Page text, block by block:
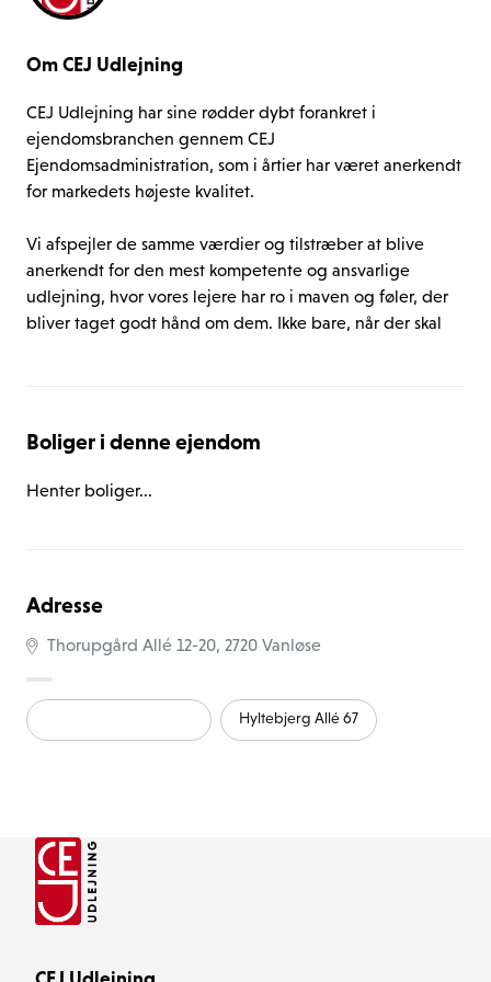
Om CEJ Udlejning
CEJ Udlejning har sine rødder dybt forankret i
ejendomsbranchen gennem CEJ
Ejendomsadministration, som i årtier har været anerkendt
for markedets højeste kvalitet.
Vi afspejler de samme værdier og tilstræber at blive
anerkendt for den mest kompetente og ansvarlige
udlejning, hvor vores lejere har ro i maven og føler, der
bliver taget godt hånd om dem. Ikke bare, når der skal
det gælder om at skabe et trygt hjem. Derfor ser vi det
som vores opgave at sikre gennemsigtighed, forståelse
og realistiske forventninger i processen – både under
Boliger i denne ejendom
Henter boliger...
Adresse
Thorupgård Allé 12-20, 2720 Vanløse
Hyltebjerg Allé 67